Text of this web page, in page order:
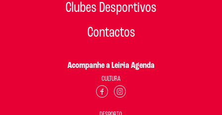
Clubes Desportivos
Contactos
Acompanhe a Leiria Agenda
CULTURA